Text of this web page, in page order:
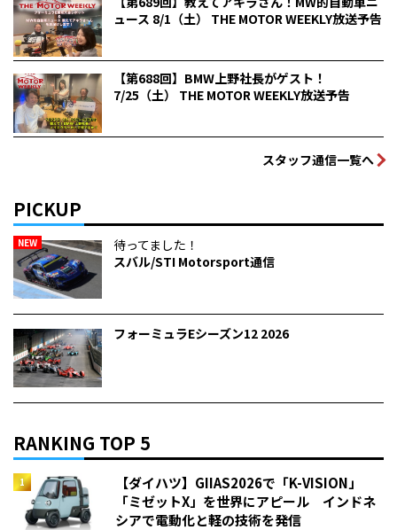
ュース 8/1（土） THE MOTOR WEEKLY放送予告
【第688回】BMW上野社長がゲスト！
7/25（土） THE MOTOR WEEKLY放送予告
スタッフ通信一覧へ
PICKUP
NEW
待ってました！
スバル/STI Motorsport通信
フォーミュラEシーズン12 2026
RANKING TOP 5
【ダイハツ】GIIAS2026で「K-VISION」
「ミゼットX」を世界にアピール インドネ
シアで電動化と軽の技術を発信